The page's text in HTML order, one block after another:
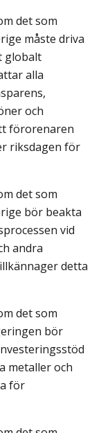
det som
måste driva
globalt
alla
och
förorenaren
riksdagen för
det som
bör beakta
vid
andra
detta
det som
bör
metaller och
för